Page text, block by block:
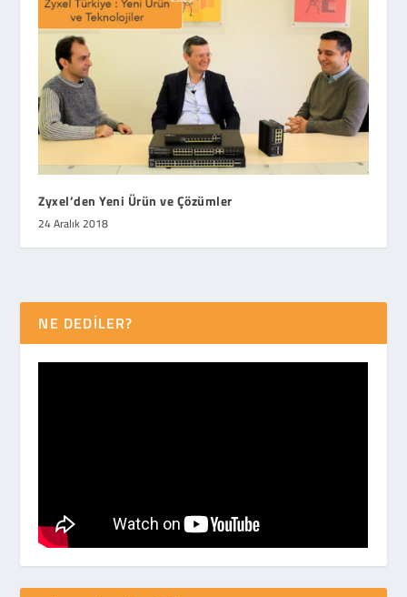
Zyxel’den Yeni Ürün ve Çözümler
24 Aralık 2018
NE DEDİLER?